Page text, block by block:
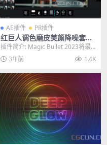
AE插件 PR插件
红巨人调色磨皮美颜降噪套装
AE/PR/达芬奇/VEGAS插件v2
023.1.0 Win Looks/Colorist
a/Mojo
插件简介: Magic Bullet 2023将最
近发布的光晕和扩散工具添加到C...
3年前 1.4K